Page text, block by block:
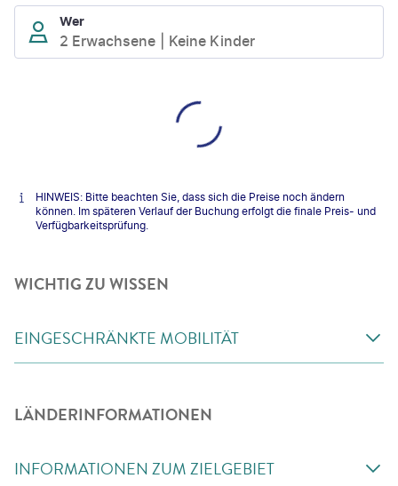
Wer
2 Erwachsene Keine Kinder
HINWEIS: Bitte beachten Sie, dass sich die Preise noch ändern
können. Im späteren Verlauf der Buchung erfolgt die finale Preis- und
Verfügbarkeitsprüfung.
WICHTIG ZU WISSEN
EINGESCHRÄNKTE MOBILITÄT
LÄNDERINFORMATIONEN
INFORMATIONEN ZUM ZIELGEBIET